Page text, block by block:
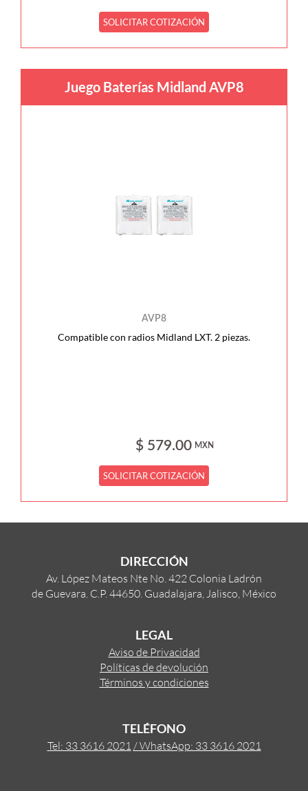
SOLICITAR COTIZACIÓN
Juego Baterías Midland AVP8
AVP8
Compatible con radios Midland LXT. 2 piezas.
$ 579.00 MXN
SOLICITAR COTIZACIÓN
DIRECCIÓN
Av. López Mateos Nte No. 422 Colonia Ladrón
de Guevara. C.P. 44650. Guadalajara, Jalisco, México
LEGAL
Aviso de Privacidad
Políticas de devolución
Términos y condiciones
TELÉFONO
Tel: 33 3616 2021 / WhatsApp: 33 3616 2021